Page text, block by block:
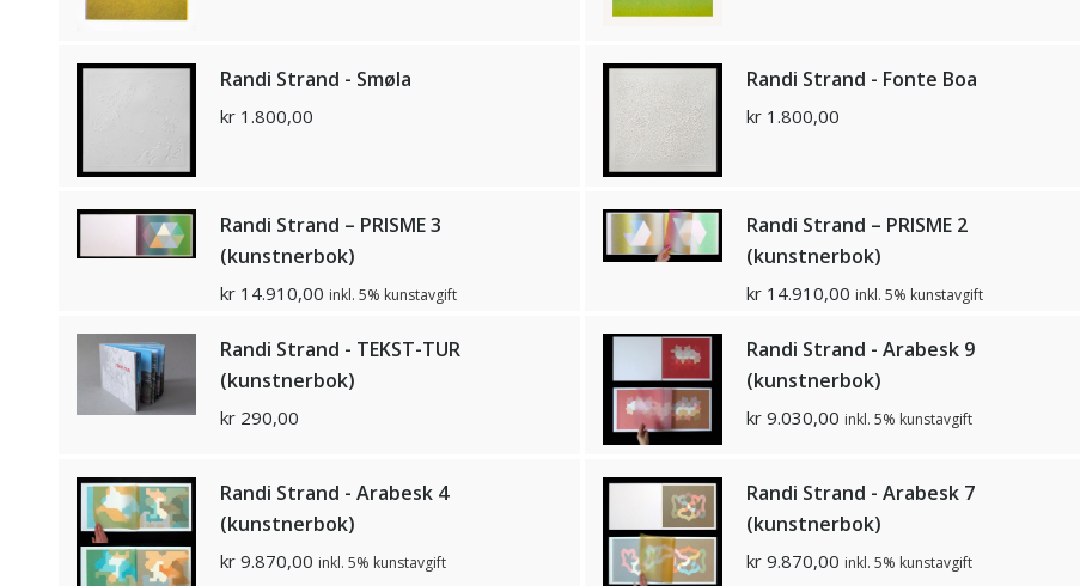
Randi Strand - Smøla
kr 1.800,00
Randi Strand - Fonte Boa
kr1.800,00
Randi Strand – PRISME 3
(kunstnerbok)
kr 14.910,00 inkl. 5% kunstavgift
Randi Strand – PRISME 2
(kunstnerbok)
kr14.910,00 inkl. 5% kunstavgift
Randi Strand - TEKST-TUR
(kunstnerbok)
kr 290,00
Randi Strand - Arabesk 9
(kunstnerbok)
kr9.030,00 inkl. 5% kunstavgift
Randi Strand - Arabesk 4
(kunstnerbok)
kr 9.870,00 inkl. 5% kunstavgift
Randi Strand - Arabesk 7
(kunstnerbok)
kr9.870,00 inkl. 5% kunstavgift